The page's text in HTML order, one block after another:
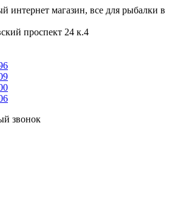
интернет магазин, все для рыбалки в
проспект 24 к.4
звонок